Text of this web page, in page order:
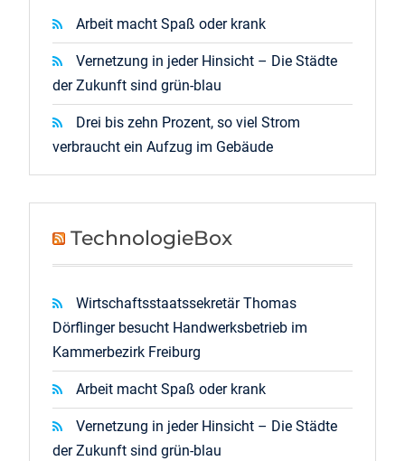
Arbeit macht Spaß oder krank
Vernetzung in jeder Hinsicht – Die Städte
der Zukunft sind grün-blau
Drei bis zehn Prozent, so viel Strom
verbraucht ein Aufzug im Gebäude
TechnologieBox
Wirtschaftsstaatssekretär Thomas
Dörflinger besucht Handwerksbetrieb im
Kammerbezirk Freiburg
Arbeit macht Spaß oder krank
Vernetzung in jeder Hinsicht – Die Städte
der Zukunft sind grün-blau